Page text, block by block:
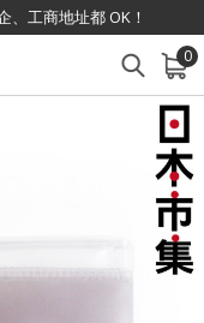
、工商地址都 OK！
0
查看